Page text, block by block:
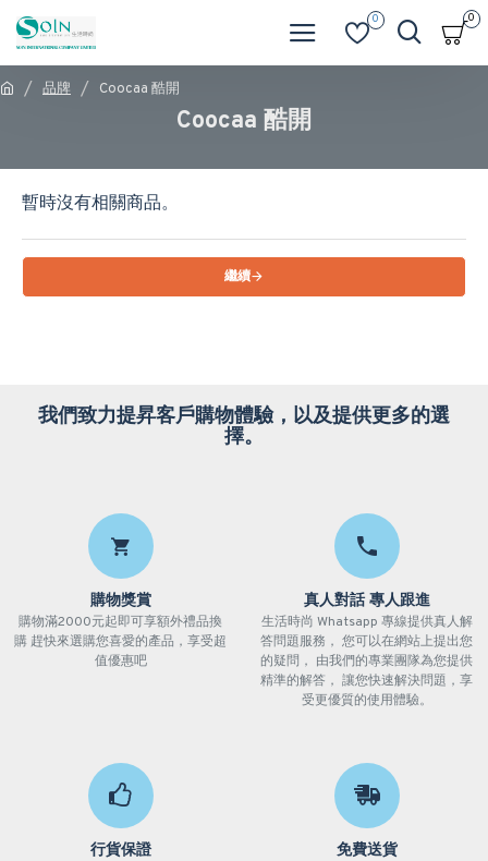
0 0
品牌 Coocaa 酷開
Coocaa 酷開
暫時沒有相關商品。
繼續
我們致力提昇客戶購物體驗，以及提供更多的選
擇。
購物獎賞
購物滿2000元起即可享額外禮品換
購 趕快來選購您喜愛的產品，享受超
值優惠吧
真人對話 專人跟進
生活時尚 Whatsapp 專線提供真人解
答問題服務， 您可以在網站上提出您
的疑問， 由我們的專業團隊為您提供
精準的解答， 讓您快速解決問題，享
受更優質的使用體驗。
行貨保證 免費送貨